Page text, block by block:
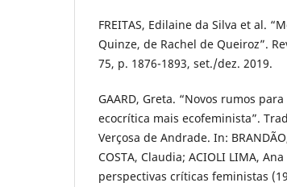
FREITAS, Edilaine da Silva et al.
Quinze, de Rachel de Queiroz”.
75, p. 1876-1893, set./dez. 2019.
GAARD, Greta. “Novos rumos
ecocrítica mais ecofeminista”.
Verçosa de Andrade. In:
COSTA, Claudia; ACIOLI LIMA,
perspectivas críticas feministas